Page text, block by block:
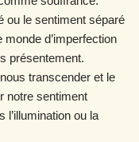
ou le sentiment séparé
monde d’imperfection
présentement.
transcender et le
notre sentiment
l’illumination ou la